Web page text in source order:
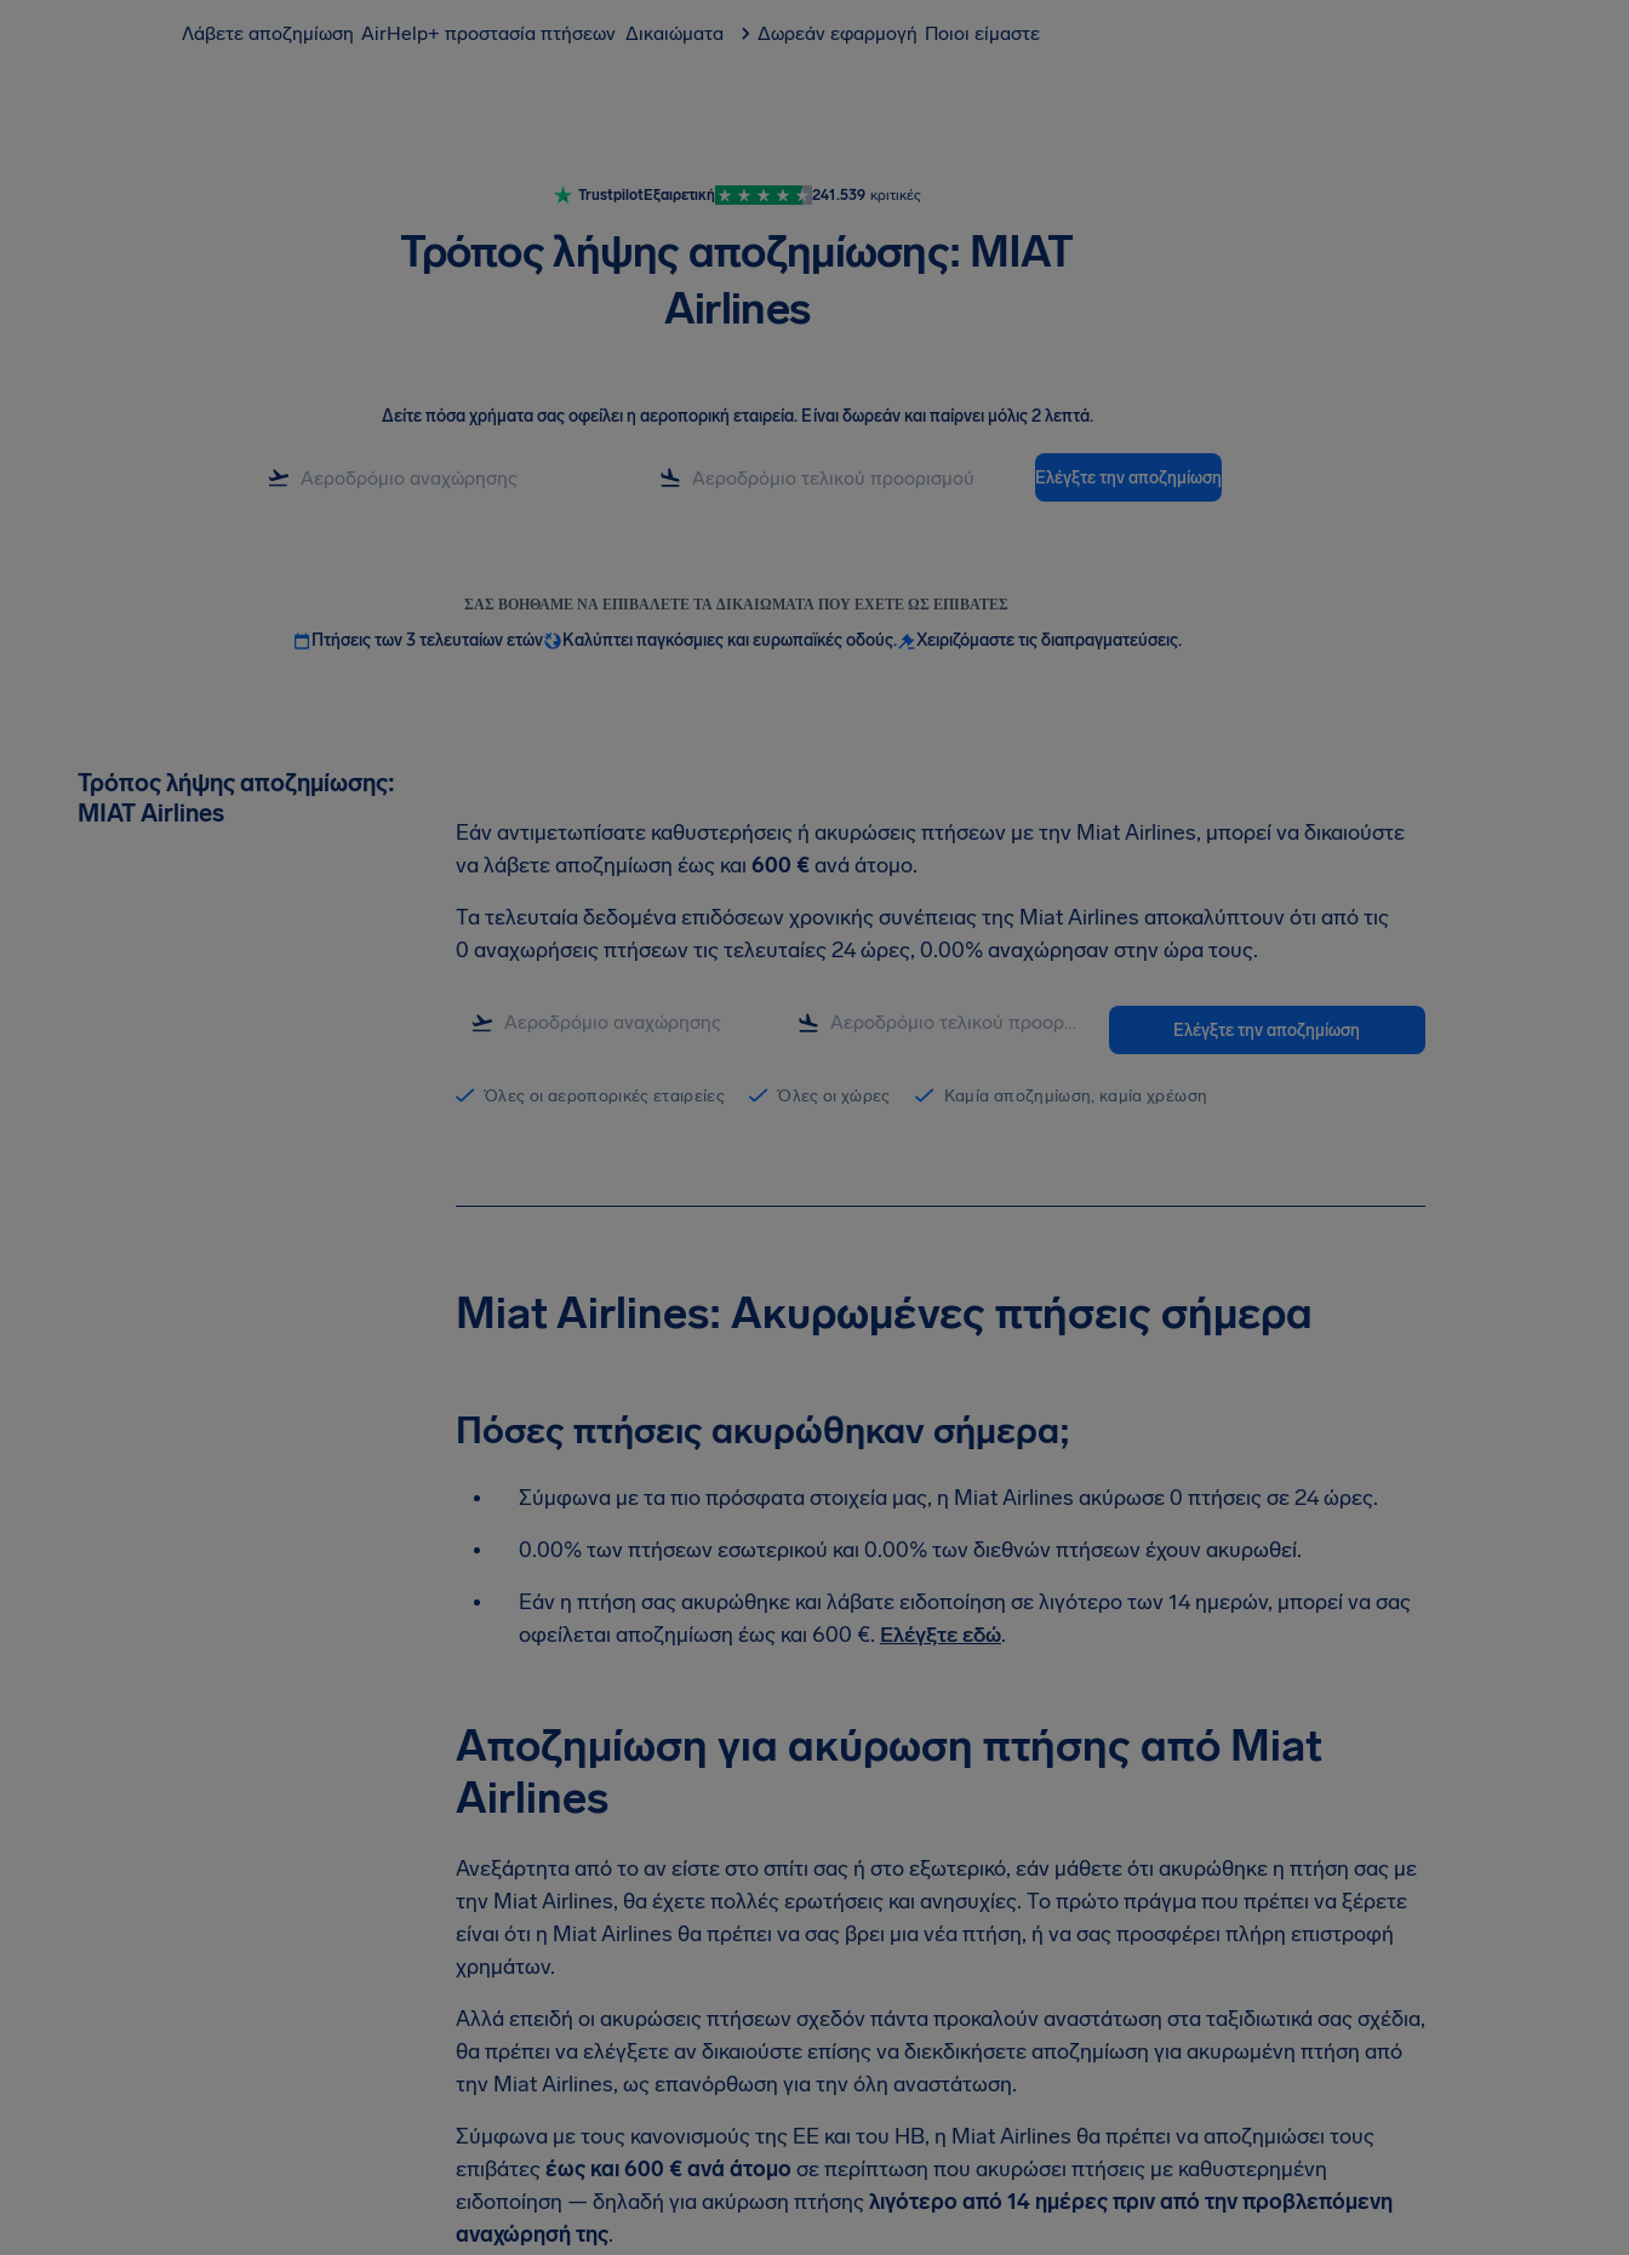
Λάβετε αποζημίωση AirHelp+ προστασία πτήσεων Δικαιώματα Δωρεάν εφαρμογή Ποιοι είμαστε
TrustpilotΕξαιρετική 241.539 κριτικές
Τρόπος λήψης αποζημίωσης: MIAT
Airlines
Δείτε πόσα χρήματα σας οφείλει η αεροπορική εταιρεία. Είναι δωρεάν και παίρνει μόλις 2 λεπτά.
Ελέγξτε την αποζημίωση
ΣΑΣ ΒΟΗΘΆΜΕ ΝΑ ΕΠΙΒΆΛΕΤΕ ΤΑ ΔΙΚΑΙΏΜΑΤΑ ΠΟΥ ΈΧΕΤΕ ΩΣ ΕΠΙΒΆΤΕΣ
Πτήσεις των 3 τελευταίων ετών Καλύπτει παγκόσμιες και ευρωπαϊκές οδούς. Χειριζόμαστε τις διαπραγματεύσεις.
Τρόπος λήψης αποζημίωσης:
MIAT Airlines
Εάν αντιμετωπίσατε καθυστερήσεις ή ακυρώσεις πτήσεων με την Miat Airlines, μπορεί να δικαιούστε
να λάβετε αποζημίωση έως και 600 €ανά άτομο.
Τα τελευταία δεδομένα επιδόσεων χρονικής συνέπειας της Miat Airlines αποκαλύπτουν ότι από τις
0 αναχωρήσεις πτήσεων τις τελευταίες 24 ώρες, 0.00% αναχώρησαν στην ώρα τους.
Ελέγξτε την αποζημίωση
Όλες οι αεροπορικές εταιρείες Όλες οι χώρες Καμία αποζημίωση, καμία χρέωση
Miat Airlines: Ακυρωμένες πτήσεις σήμερα
Πόσες πτήσεις ακυρώθηκαν σήμερα;
Σύμφωνα με τα πιο πρόσφατα στοιχεία μας, η Miat Airlines ακύρωσε 0 πτήσεις σε 24 ώρες.
0.00% των πτήσεων εσωτερικού και 0.00% των διεθνών πτήσεων έχουν ακυρωθεί.
Εάν η πτήση σας ακυρώθηκε και λάβατε ειδοποίηση σε λιγότερο των 14 ημερών, μπορεί να σας
οφείλεται αποζημίωση έως και 600 €. Ελέγξτε εδώ.
Αποζημίωση για ακύρωση πτήσης από Miat
Airlines
Ανεξάρτητα από το αν είστε στο σπίτι σας ή στο εξωτερικό, εάν μάθετε ότι ακυρώθηκε η πτήση σας με
την Miat Airlines, θα έχετε πολλές ερωτήσεις και ανησυχίες. Το πρώτο πράγμα που πρέπει να ξέρετε
είναι ότι η Miat Airlines θα πρέπει να σας βρει μια νέα πτήση, ή να σας προσφέρει πλήρη επιστροφή
χρημάτων.
Αλλά επειδή οι ακυρώσεις πτήσεων σχεδόν πάντα προκαλούν αναστάτωση στα ταξιδιωτικά σας σχέδια,
θα πρέπει να ελέγξετε αν δικαιούστε επίσης να διεκδικήσετε αποζημίωση για ακυρωμένη πτήση από
την Miat Airlines, ως επανόρθωση για την όλη αναστάτωση.
Σύμφωνα με τους κανονισμούς της ΕΕ και του ΗΒ, η Miat Airlines θα πρέπει να αποζημιώσει τους
επιβάτεςέως και 600 € ανά άτομο σε περίπτωση που ακυρώσει πτήσεις με καθυστερημένη
ειδοποίηση — δηλαδή για ακύρωση πτήσηςλιγότερο από 14 ημέρες πριν από την προβλεπόμενη
αναχώρησή της.